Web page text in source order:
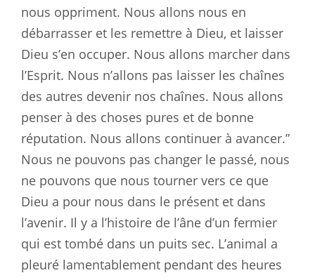
nous oppriment. Nous allons nous en
débarrasser et les remettre à Dieu, et laisser
Dieu s’en occuper. Nous allons marcher dans
l’Esprit. Nous n’allons pas laisser les chaînes
des autres devenir nos chaînes. Nous allons
penser à des choses pures et de bonne
réputation. Nous allons continuer à avancer.”
Nous ne pouvons pas changer le passé, nous
ne pouvons que nous tourner vers ce que
Dieu a pour nous dans le présent et dans
l’avenir. Il y a l’histoire de l’âne d’un fermier
qui est tombé dans un puits sec. L’animal a
pleuré lamentablement pendant des heures